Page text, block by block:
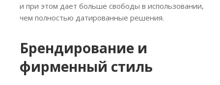
и при этом дает больше свободы в использовании,
чем полностью датированные решения.
Брендирование и
фирменный стиль